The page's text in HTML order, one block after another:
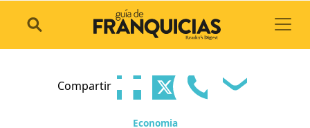
Compartir
Economia